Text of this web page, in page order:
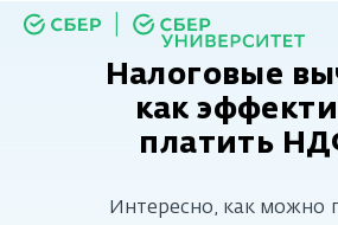
Налоговые
как
платить
Интересно, как можно